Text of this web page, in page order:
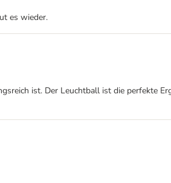
es wieder.
ist. Der Leuchtball ist die perfekte